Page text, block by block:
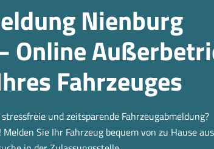
Nienburg
Online
Fahrzeuges
und zeitsparende Fahrzeugabmeldung?
Sie Ihr Fahrzeug bequem von zu Hause